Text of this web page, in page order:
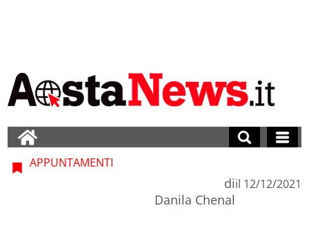
APPUNTAMENTI
di
Danila Chenal
il 12/12/2021